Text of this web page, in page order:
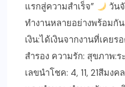
แรกสู่ความสำเร็จ”
วัน
ทำงานหลายอย่างพร้อม
เงิน:ได้เงินจากงานที่เคย
สำรอง ความรัก: สุขภาพ:ร
เลขนำโชค: 4, 11, 21สีมง